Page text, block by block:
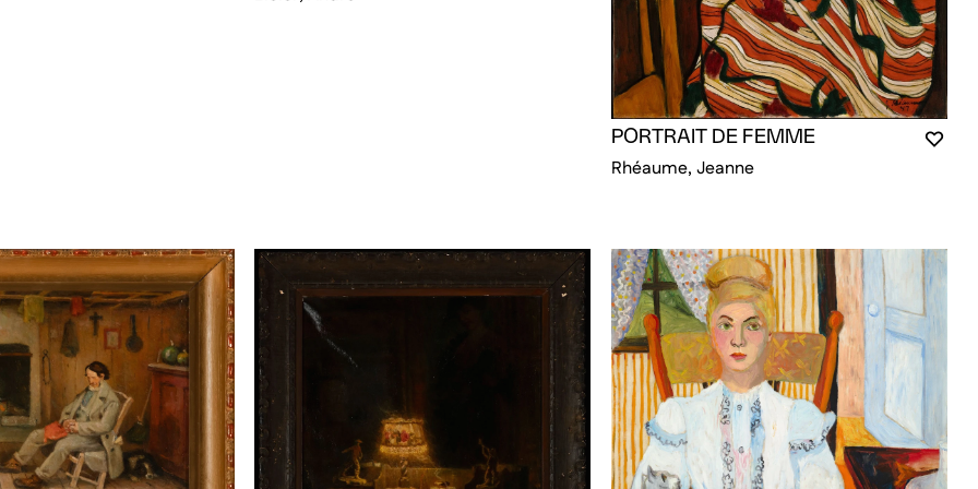
PORTRAIT DE FEMME
Rhéaume, Jeanne